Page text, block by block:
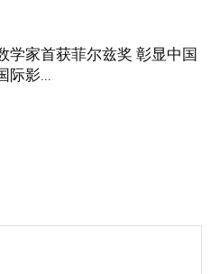
学家首获菲尔兹奖 彰显中国
际影...